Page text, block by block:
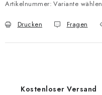
Artikelnummer: Variante wählen
Drucken Fragen
Kostenloser Versand